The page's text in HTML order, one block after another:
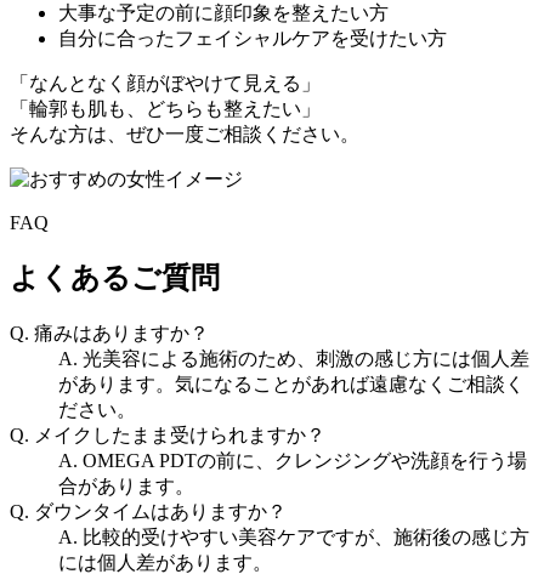
大事な予定の前に顔印象を整えたい方
自分に合ったフェイシャルケアを受けたい方
「なんとなく顔がぼやけて見える」
「輪郭も肌も、どちらも整えたい」
そんな方は、ぜひ一度ご相談ください。
FAQ
よくあるご質問
Q. 痛みはありますか？
A. 光美容による施術のため、刺激の感じ方には個人差
があります。気になることがあれば遠慮なくご相談く
ださい。
Q. メイクしたまま受けられますか？
A. OMEGA PDTの前に、クレンジングや洗顔を行う場
合があります。
Q. ダウンタイムはありますか？
A. 比較的受けやすい美容ケアですが、施術後の感じ方
には個人差があります。